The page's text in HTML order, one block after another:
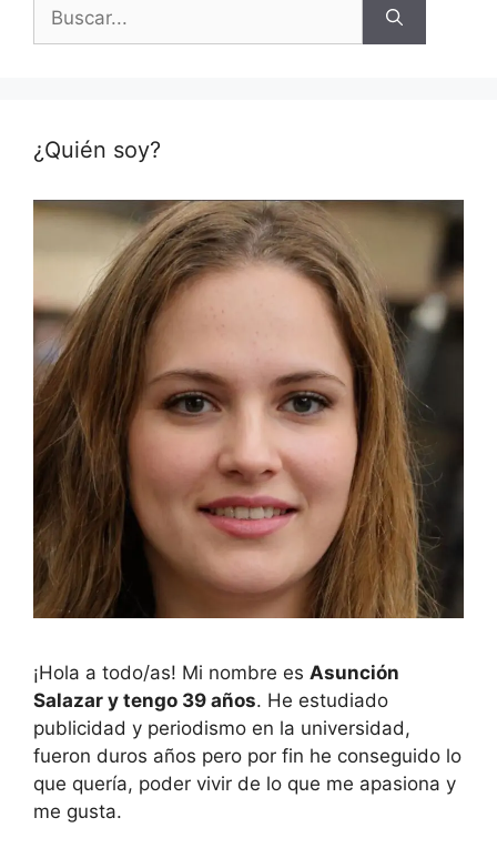
¿Quién soy?
¡Hola a todo/as! Mi nombre es Asunción
Salazar y tengo 39 años. He estudiado
publicidad y periodismo en la universidad,
fueron duros años pero por fin he conseguido lo
que quería, poder vivir de lo que me apasiona y
me gusta.